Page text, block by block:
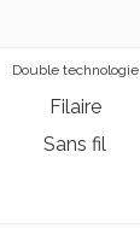
Double technologie
Filaire
Sans fil